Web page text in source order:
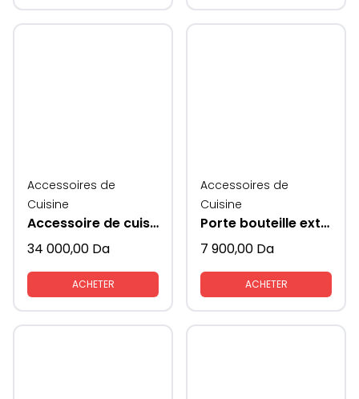
Accessoires de
Cuisine
Accessoire de cuisine coin magique pour rangement extractible
34 000,00 Da
ACHETER
Accessoires de
Cuisine
Porte bouteille extractible
7 900,00 Da
ACHETER